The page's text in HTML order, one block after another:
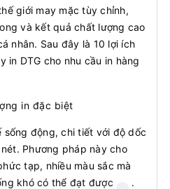
giới may mặc tùy chỉnh,
và kết quả chất lượng cao
nhân. Sau đây là 10 lợi ích
in DTG cho nhu cầu in hàng
in đặc biệt
sống động, chi tiết với độ dốc
Phương pháp này cho
tạp, nhiều màu sắc mà
khó có thể đạt được
.